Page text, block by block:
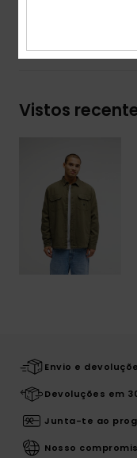
Vistos
Envio e
Devoluções em
Junta-te ao
Nosso